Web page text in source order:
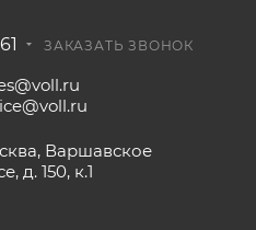
ЗАКАЗАТЬ ЗВОНОК
Варшавское
д. 150, к.1